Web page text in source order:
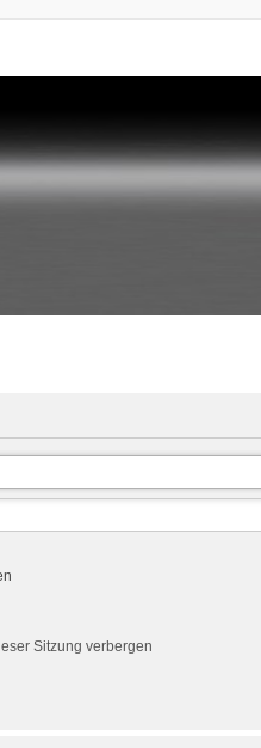
Sitzung verbergen